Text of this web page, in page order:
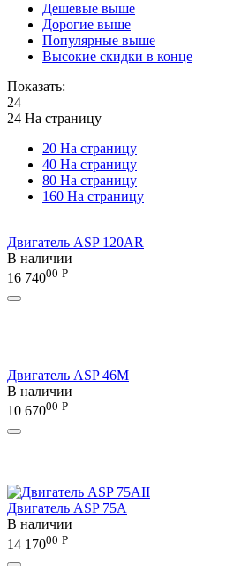
Дешевые выше
Дорогие выше
Популярные выше
Высокие скидки в конце
Показать:
24
24 На страницу
20 На страницу
40 На страницу
80 На страницу
160 На страницу
Двигатель ASP 120AR
В наличии
16 74000 Р
Двигатель ASP 46M
В наличии
10 67000 Р
Двигатель ASP 75A
В наличии
14 17000 Р